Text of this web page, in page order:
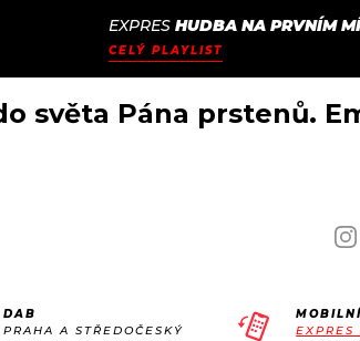
NALADIT
EXPRES HUDBA NA PRVNÍM
CELÝ PLAYLIST
světa Pána prstenů.
DAB
PRAHA A STŘEDOČESKÝ
EXPRES